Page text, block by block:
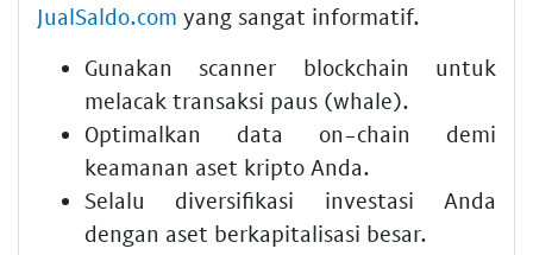
JualSaldo.com yang sangat informatif.
Gunakanscanner blockchain untuk
melacak transaksi paus (whale).
Optimalkan data on-chain demi
keamanan aset kripto Anda.
Selalu diversifikasi investasi Anda
dengan aset berkapitalisasi besar.